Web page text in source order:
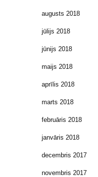
augusts 2018
jūlijs 2018
jūnijs 2018
maijs 2018
aprīlis 2018
marts 2018
februāris 2018
janvāris 2018
decembris 2017
novembris 2017